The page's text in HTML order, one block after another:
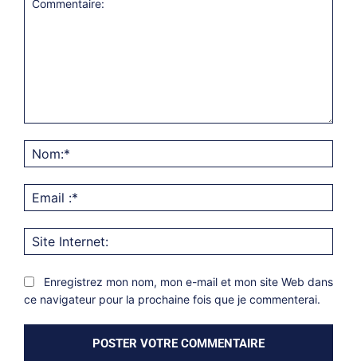
:*
Enregistrez mon nom, mon e-mail et mon site Web dans
ce navigateur pour la prochaine fois que je commenterai.